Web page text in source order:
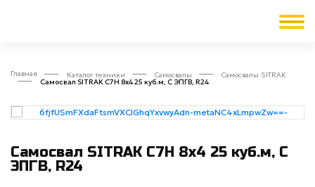
Главная Каталог техники Cамосвалы Самосвалы SITRAK
Самосвал SITRAK C7H 8x4 25 куб.м, С ЭПГВ, R24
Самосвал SITRAK C7H 8x4 25 куб.м, С
ЭПГВ, R24